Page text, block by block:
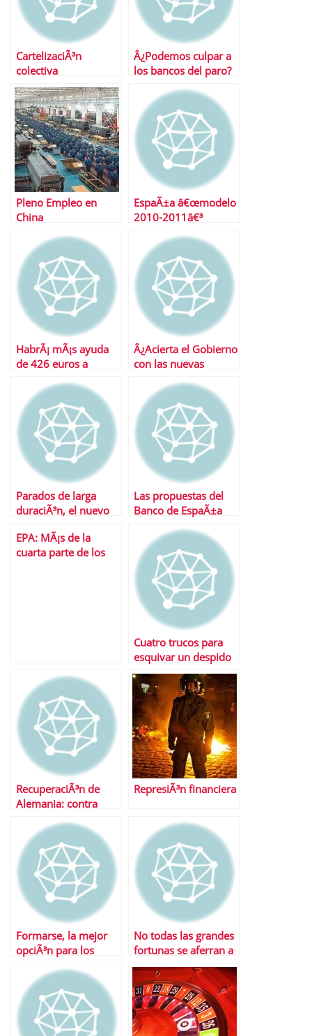
CartelizaciÃ³n
colectiva
Â¿Podemos culpar a
los bancos del paro?
Pleno Empleo en
China
EspaÃ±a â€œmodelo
2010-2011â€³
HabrÃ¡ mÃ¡s ayuda
de 426 euros a
Â¿Acierta el Gobierno
con las nuevas
Parados de larga
duraciÃ³n, el nuevo
economÃ­a espaÃ±ola
Las propuestas del
Banco de EspaÃ±a
laboral
EPA: MÃ¡s de la
cuarta parte de los
Cuatro trucos para
esquivar un despido
inminente
RecuperaciÃ³n de
Alemania: contra
RepresiÃ³n financiera
Formarse, la mejor
opciÃ³n para los
No todas las grandes
fortunas se aferran a
sus sicavs